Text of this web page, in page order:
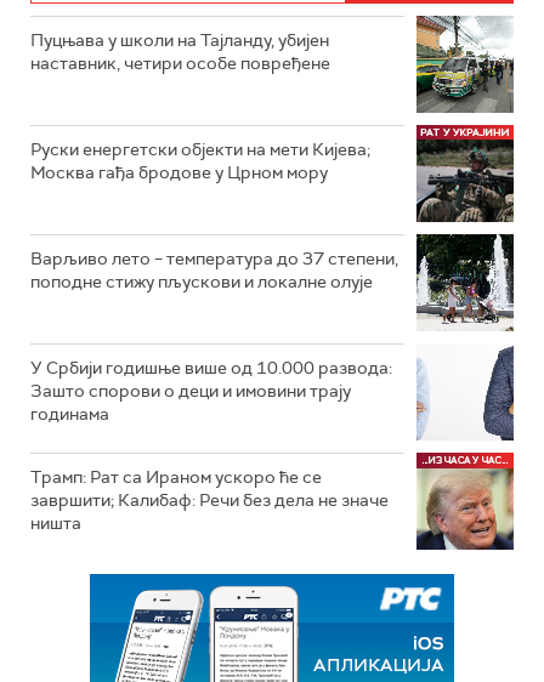
Пуцњава у школи на Тајланду, убијен
наставник, четири особе повређене
Руски енергетски објекти на мети Кијева;
Москва гађа бродове у Црном мору
Варљиво лето – температура до 37 степени,
поподне стижу пљускови и локалне олује
У Србији годишње више од 10.000 развода:
Зашто спорови о деци и имовини трају
годинама
Трамп: Рат са Ираном ускоро ће се
завршити; Калибаф: Речи без дела не значе
ништа